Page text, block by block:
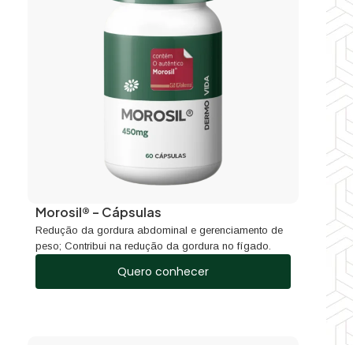
Morosil® – Cápsulas
Redução da gordura abdominal e gerenciamento de
peso; Contribui na redução da gordura no fígado.
Quero conhecer